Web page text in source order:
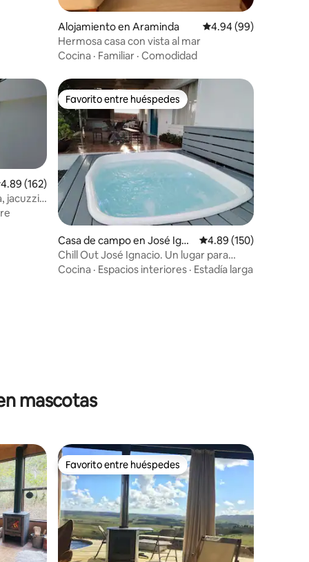
Alojamiento en Araminda Calificación
4.94 (99)
Hermosa casa con vista al mar
Cocina · Familiar · Comodidad
promedio: 4.89 de 5, 162 reseñas
4.89 (162)
jacuzzi y
Favorito entre huéspedes
Favorito entre huéspedes
Casa de campo en José Igna
cio
Calificación promedio:
4.89 (150)
Chill Out José Ignacio. Un lugar para
descansar.
Cocina · Espacios interiores · Estadía larga
mascotas
Favorito entre huéspedes
Favorito entre huéspedes